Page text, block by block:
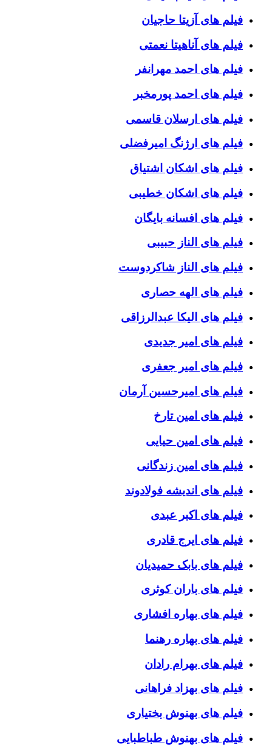
فیلم های آزیتا حاجیان
فیلم های آناهیتا نعمتی
فیلم های احمد مهرانفر
فیلم های احمد پورمخبر
فیلم های ارسلان قاسمی
فیلم های ارژنگ امیرفضلی
فیلم های اشکان اشتیاق
فیلم های اشکان خطیبی
فیلم های افسانه بایگان
فیلم های الناز حبیبی
فیلم های الناز شاکردوست
فیلم های الهه حصاری
فیلم های الیکا عبدالرزاقی
فیلم های امیر جدیدی
فیلم های امیر جعفری
فیلم های امیرحسین آرمان
فیلم های امین تارخ
فیلم های امین حیایی
فیلم های امین زندگانی
فیلم های اندیشه فولادوند
فیلم های اکبر عبدی
فیلم های ایرج قادری
فیلم های بابک حمیدیان
فیلم های باران کوثری
فیلم های بهاره افشاری
فیلم های بهاره رهنما
فیلم های بهرام رادان
فیلم های بهزاد فراهانی
فیلم های بهنوش بختیاری
فیلم های بهنوش طباطبایی